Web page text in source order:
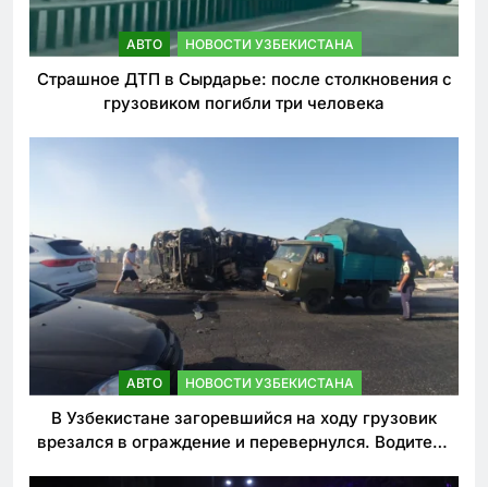
АВТО НОВОСТИ УЗБЕКИСТАНА
Страшное ДТП в Сырдарье: после столкновения с
грузовиком погибли три человека
АВТО НОВОСТИ УЗБЕКИСТАНА
В Узбекистане загоревшийся на ходу грузовик
врезался в ограждение и перевернулся. Водитель